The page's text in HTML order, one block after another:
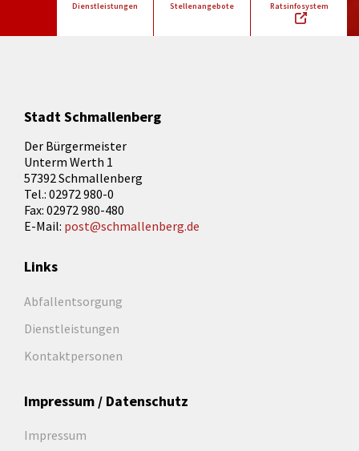
Dienstleistungen Stellenangebote Ratsinfosystem
Stadt Schmallenberg
Der Bürgermeister
Unterm Werth 1
57392 Schmallenberg
Tel.: 02972 980-0
Fax: 02972 980-480
E-Mail: post@schmallenberg.de
Links
Abfallentsorgung
Dienstleistungen
Kontaktpersonen
Impressum / Datenschutz
Impressum